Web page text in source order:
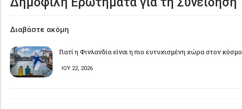
Διαβάστε ακόμη
Γιατί η Φινλανδία είναι η πιο ευτυχισμένη χώρα στον κόσμο
ΙΟΥ 22, 2026